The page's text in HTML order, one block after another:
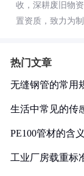
收，深耕废旧物
置资质，致力为
热门文章
无缝钢管的常用
生活中常见的传
PE100管材的含
工业厂房载重标